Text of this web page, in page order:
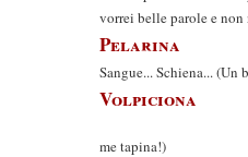
vorrei belle parole e non
Pelarina
Sangue... Schiena... (Un
Volpiciona
me tapina!)